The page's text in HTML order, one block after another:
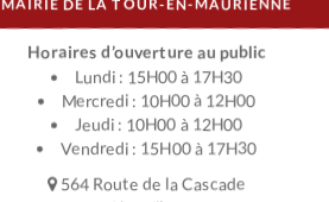
MAIRIE DE LA TOUR-EN-MAURIENNE
Horaires d’ouverture au public
Lundi : 15H00 à 17H30
Mercredi : 10H00 à 12H00
Jeudi : 10H00 à 12H00
Vendredi : 15H00 à 17H30
564 Route de la Cascade